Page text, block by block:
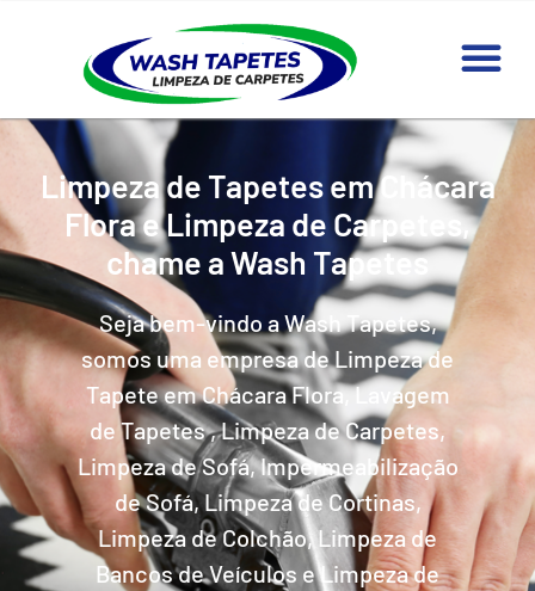
Limpeza de Tapetes em Chácara
Flora e Limpeza de Carpetes,
chame a Wash Tapetes
Seja bem-vindo a Wash Tapetes,
somos uma empresa de Limpeza de
Tapete em Chácara Flora, Lavagem
de Tapetes , Limpeza de Carpetes,
Limpeza de Sofá, Impermeabilização
de Sofá, Limpeza de Cortinas,
Limpeza de Colchão, Limpeza de
Bancos de Veículos e Limpeza de